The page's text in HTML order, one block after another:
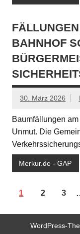
BAHNHOF
30. März 2026
Baumfällungen
Unmut. Die
Merkur.de - GAP
1 2 3
WordPress-